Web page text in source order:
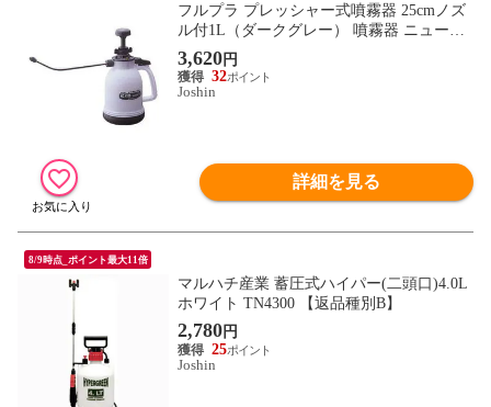
フルプラ プレッシャー式噴霧器 25cmノズ
ル付1L（ダークグレー） 噴霧器 ニューシ
ースルー No.4130 【返品種別B】
3,620円
32
Joshin
詳細を見る
8/9時点_ポイント最大11倍
マルハチ産業 蓄圧式ハイパー(二頭口)4.0L
ホワイト TN4300 【返品種別B】
2,780円
25
Joshin